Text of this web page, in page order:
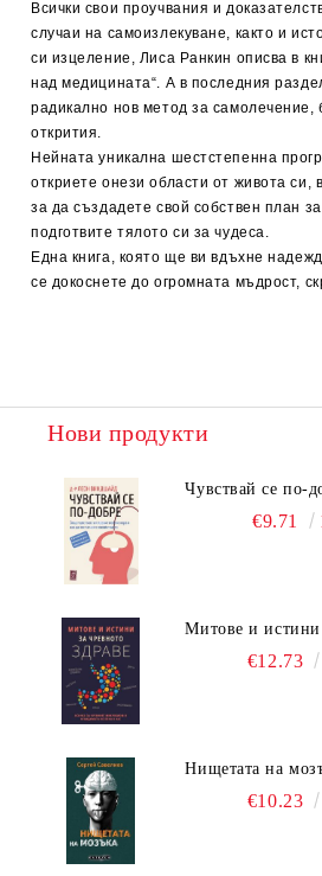
Всички свои проучвания и
случаи на самоизлекуване, както и
си изцеление, Лиса Ранкин описва в
над медицината“. А в последния
радикално нов метод за самолечение,
открития.
Нейната уникална шестстепенна
откриете онези области от живота си,
за да създадете свой собствен план
подготвите тялото си за чудеса.
Една книга, която ще ви вдъхне
се докоснете до огромната мъдрост,
Нови продукти
Чувствай се по-
€9.71
Митове и истини
€12.73
Нищетата на
€10.23